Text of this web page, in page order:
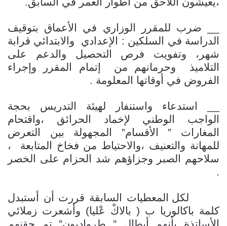
__ ضرب للمقرر الوزاري في الأعماق بتوقيف
الدراسة في السلكين : الإعدادي
والابتدائي قرابة
شهر، وتفويت فرص التحصيل والدعم على
التلاميذ
وحرمانهم من
إتمام المقرر وإجراء
الفروض في أوقاتها المعلومة .
__ استدعاء واستنفار لهيئة التدريس بحجة
الواجب الوطني لإخماد الحرائق ،واقتحام
المغارات ” الأقسام” المجهولة بين التعرض
للمهانة والتعنيف ،والاحتياط من فخاخ المتابعة
،
سلاحهم الصبر وجزاؤهم شد الحزام على الخصر
.
لكل المعطيات السابقة قررت أن أستبدل
كلمة باكالوريا ب ( بالاكْ عْليا) وأشعرت زملائي